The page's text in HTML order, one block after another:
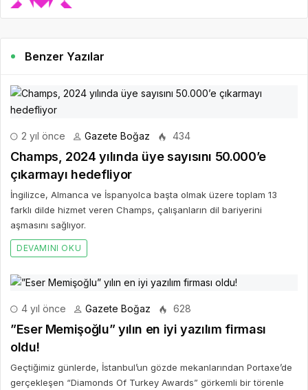
Benzer Yazılar
2 yıl önce Gazete Boğaz 434
Champs, 2024 yılında üye sayısını 50.000’e
çıkarmayı hedefliyor
İngilizce, Almanca ve İspanyolca başta olmak üzere toplam 13
farklı dilde hizmet veren Champs, çalışanların dil bariyerini
aşmasını sağlıyor.
DEVAMINI OKU
4 yıl önce Gazete Boğaz 628
”Eser Memişoğlu” yılın en iyi yazılım firması
oldu!
Geçtiğimiz günlerde, İstanbul’un gözde mekanlarından Portaxe’de
gerçekleşen “Diamonds Of Turkey Awards” görkemli bir törenle